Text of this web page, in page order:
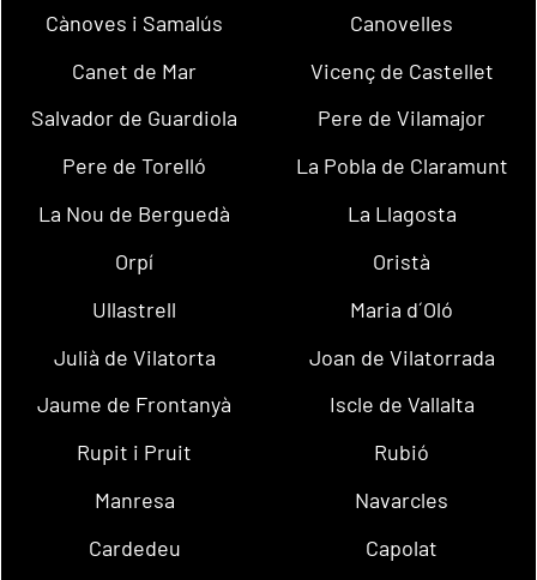
Cànoves i Samalús
Canovelles
Canet de Mar
Vicenç de Castellet
Salvador de Guardiola
Pere de Vilamajor
Pere de Torelló
La Pobla de Claramunt
La Nou de Berguedà
La Llagosta
Orpí
Oristà
Ullastrell
Maria d´Oló
Julià de Vilatorta
Joan de Vilatorrada
Jaume de Frontanyà
Iscle de Vallalta
Rupit i Pruit
Rubió
Manresa
Navarcles
Cardedeu
Capolat